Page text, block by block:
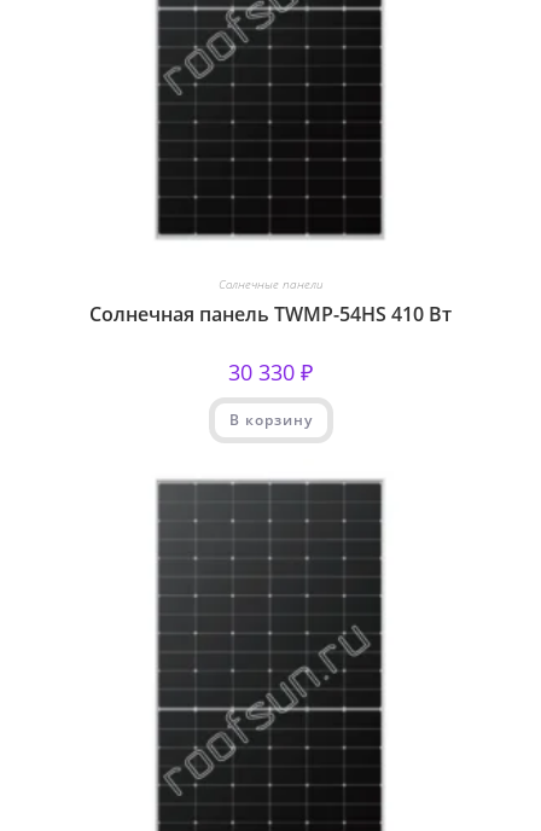
Солнечные панели
Солнечная панель TWMP-54HS 410 Вт
30 330 ₽
В корзину